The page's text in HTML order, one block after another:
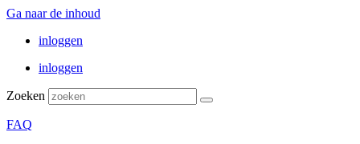
Ga naar de inhoud
inloggen
inloggen
Zoeken
FAQ